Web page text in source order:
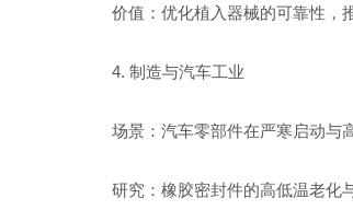
价值：优化植入器械的可靠性，
4. 制造与汽车工业
场景：汽车零部件在严寒启动与
研究：橡胶密封件的高低温老化